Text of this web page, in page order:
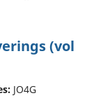
(vol
JO4G